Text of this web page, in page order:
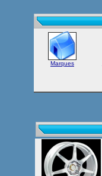
Marques